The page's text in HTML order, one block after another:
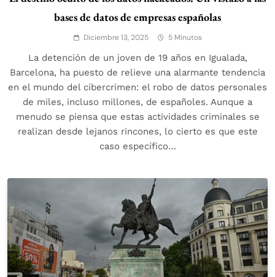
bases de datos de empresas españolas
Diciembre 13, 2025 5 Minutos
La detención de un joven de 19 años en Igualada,
Barcelona, ha puesto de relieve una alarmante tendencia
en el mundo del cibercrimen: el robo de datos personales
de miles, incluso millones, de españoles. Aunque a
menudo se piensa que estas actividades criminales se
realizan desde lejanos rincones, lo cierto es que este
caso específico…